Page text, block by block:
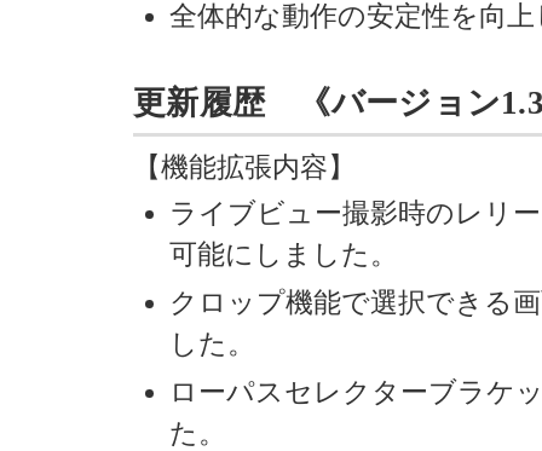
全体的な動作の安定性を向
更新履歴 《バージョン
【機能拡張内容】
ライブビュー撮影時のレリ
可能にしました。
クロップ機能で選択できる
した。
ローパスセレクターブラケ
た。